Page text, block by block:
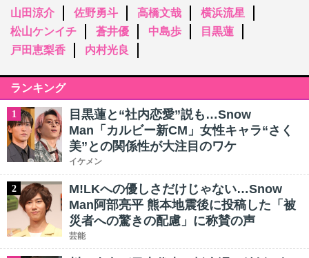
山田涼介 佐野勇斗 高橋文哉
横浜流星
松山ケンイチ
蒼井優 中島歩
目黒蓮
戸田恵梨香
内村光良
ランキング
1
目黒蓮と“社内恋愛”説も…Snow
Man「カルビー新CM」女性キャラ“さく
美”との関係性が大注目のワケ
イケメン
2
M!LKへの優しさだけじゃない…Snow
Man阿部亮平 熊本地震後に投稿した「被
災者への驚きの配慮」に称賛の声
芸能